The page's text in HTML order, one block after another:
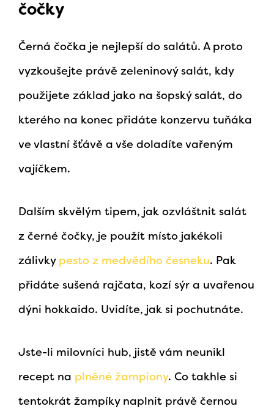
čočky
Černá čočka je nejlepší do salátů. A proto
vyzkoušejte právě zeleninový salát, kdy
použijete základ jako na šopský salát, do
kterého na konec přidáte konzervu tuňáka
ve vlastní šťávě a vše doladíte vařeným
vajíčkem.
Dalším skvělým tipem, jak ozvláštnit salát
z černé čočky, je použít místo jakékoli
zálivky pesto z medvědího česneku. Pak
přidáte sušená rajčata, kozí sýr a uvařenou
dýni hokkaido. Uvidíte, jak si pochutnáte.
Jste-li milovníci hub, jistě vám neunikl
recept na plněné žampiony. Co takhle si
tentokrát žampíky naplnit právě černou